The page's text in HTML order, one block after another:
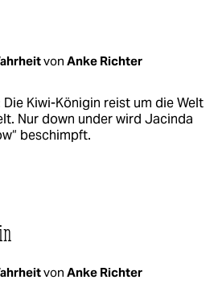
von Anke Richter
Die Kiwi-Königin reist um die Welt
Nur down under wird Jacinda
beschimpft.
von Anke Richter